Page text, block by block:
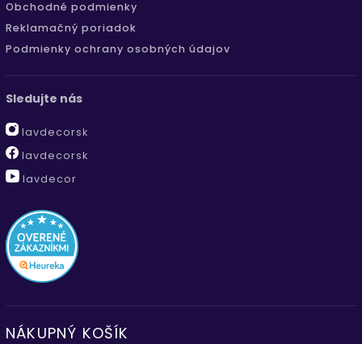
Obchodné podmienky
Reklamačný poriadok
Podmienky ochrany osobných údajov
Sledujte nás
lavdecorsk
lavdecorsk
lavdecor
NÁKUPNÝ KOŠÍK